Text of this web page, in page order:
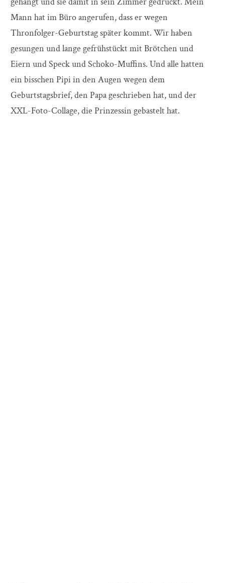
Mann hat im Büro angerufen, dass er wegen
Thronfolger-Geburtstag später kommt. Wir haben
gesungen und lange gefrühstückt mit Brötchen und
Eiern und Speck und Schoko-Muffins. Und alle hatten
ein bisschen Pipi in den Augen wegen dem
Geburtstagsbrief, den Papa geschrieben hat, und der
XXL-Foto-Collage, die Prinzessin gebastelt hat.